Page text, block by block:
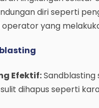
diri seperti
yang
Efektif:
dihapus seperti